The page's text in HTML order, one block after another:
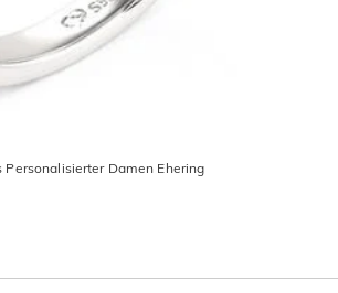
Personalisierter Damen Ehering